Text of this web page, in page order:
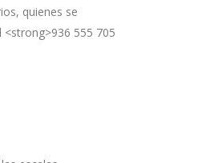
quienes se
555 705